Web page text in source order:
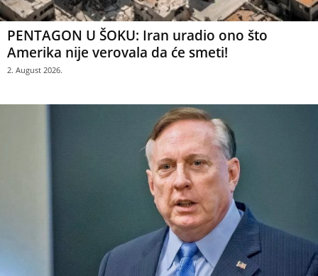
PENTAGON U ŠOKU: Iran uradio ono što
Amerika nije verovala da će smeti!
2. August 2026.